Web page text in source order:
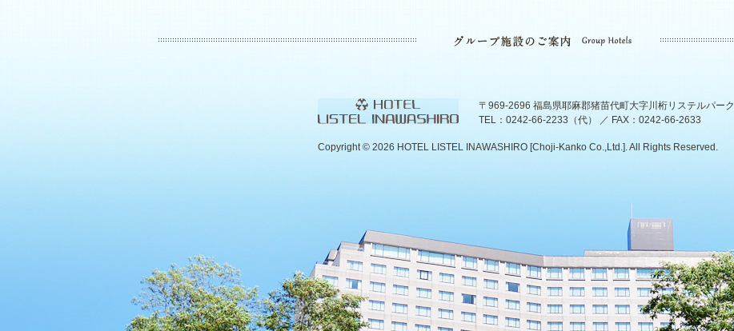
〒969-2696 福島県耶麻郡猪苗代町大字川桁リステルパーク
TEL：0242-66-2233（代） ／ FAX：0242-66-2633
Copyright © 2026 HOTEL LISTEL INAWASHIRO [Choji-Kanko Co.,Ltd.]. All Rights Reserved.